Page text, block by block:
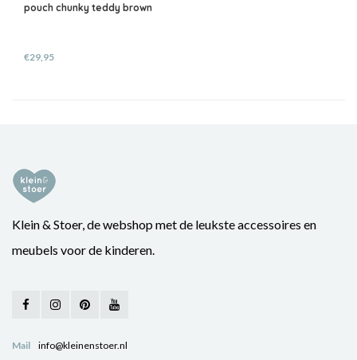
pouch chunky teddy brown
€29,95
Klein & Stoer, de webshop met de leukste accessoires en
meubels voor de kinderen.
Mail info@kleinenstoer.nl